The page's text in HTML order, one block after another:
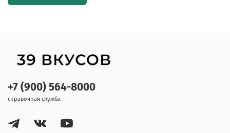
+7 (900) 564-8000
справочная служба